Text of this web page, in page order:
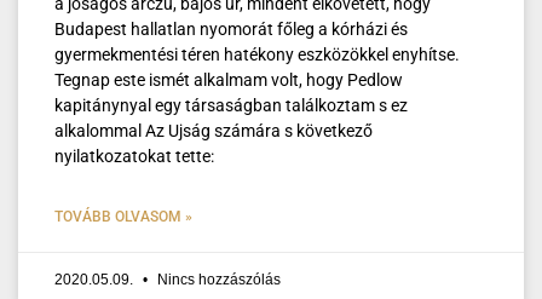
Budapest hallatlan nyomorát főleg a kórházi és
gyermekmentési téren hatékony eszközökkel enyhítse.
Tegnap este ismét alkalmam volt, hogy Pedlow
kapitánynyal egy társaságban találkoztam s ez
alkalommal Az Ujság számára s következő
nyilatkozatokat tette:
TOVÁBB OLVASOM »
2020.05.09. Nincs hozzászólás